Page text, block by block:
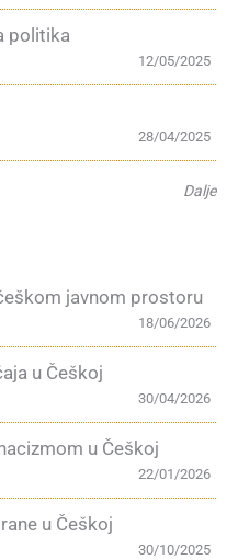
politika
12/05/2025
28/04/2025
Dalje
javnom prostoru
18/06/2026
u Češkoj
30/04/2026
u Češkoj
22/01/2026
u Češkoj
30/10/2025